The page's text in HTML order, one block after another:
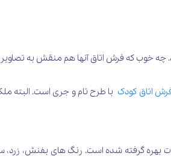
چه خوب که فرش اتاق آنها هم منقش به تصاویر
اتاق کودک
8 رنگ است و در بافت آن از 8 رنگ متفاوت بهره گرفته